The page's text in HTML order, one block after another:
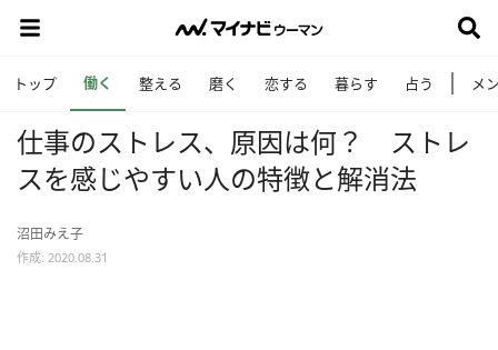
トップ 働く 整える 磨く 恋する 暮らす 占う メ
仕事のストレス、原因は何？ ストレ
スを感じやすい人の特徴と解消法
沼田みえ子
作成: 2020.08.31